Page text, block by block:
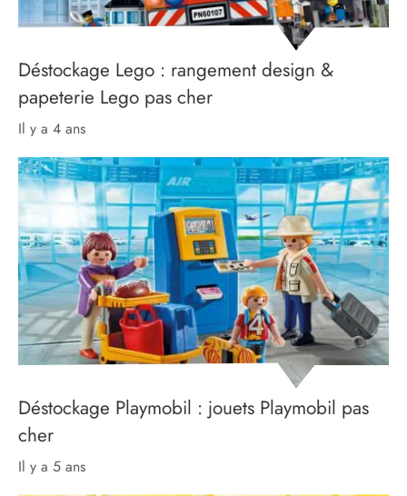
Déstockage Lego : rangement design &
papeterie Lego pas cher
il y a 4 ans
Déstockage Playmobil : jouets Playmobil pas
cher
il y a 5 ans